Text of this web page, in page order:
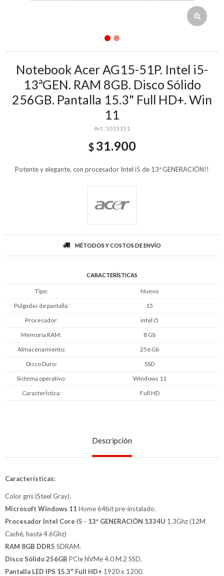
Notebook Acer AG15-51P. Intel i5-
13ªGEN. RAM 8GB. Disco Sólido
256GB. Pantalla 15.3" Full HD+. Win
11
1013151
$ 31.900
Potente y elegante, con procesador Intel i5 de 13ª GENERACIÓN!!
MÉTODOS Y COSTOS DE ENVÍO
CARACTERÍSTICAS
Tipo
Nuevo
Pulgadas de pantalla
15
Procesador
intel i5
Memoria RAM
8 Gb
Almacenamiento
256 Gb
Disco Duro
SSD
Sistema operativo
Windows 11
CaracterÍstica
Full HD
Descripción
Características:
Color gris (Steel Gray).
Microsoft Windows 11 Home 64bit pre-instalado.
Procesador Intel Core i5 - 13ª GENERACIÓN 1334U 1.3Ghz (12M
Caché, hasta 4.6Ghz)
RAM 8GB DDR5 SDRAM.
Disco Sólido 256GB PCIe NVMe 4.0 M.2 SSD.
Pantalla LED IPS 15.3" Full HD+ 1920 x 1200.